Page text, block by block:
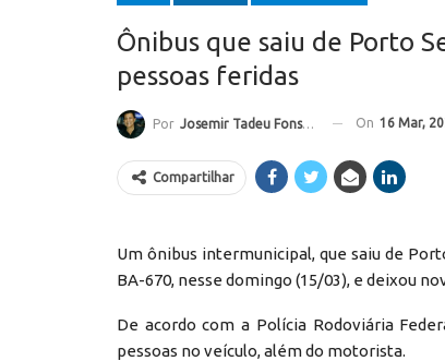
Ônibus que saiu de Porto
pessoas feridas
Por Josemir Tadeu Fonseca On 16 Mar,
Compartilhar
Um ônibus intermunicipal, que saiu de
BA-670, nesse domingo (15/03), e deixou
De acordo com a Polícia Rodoviária
pessoas no veículo, além do motorista.